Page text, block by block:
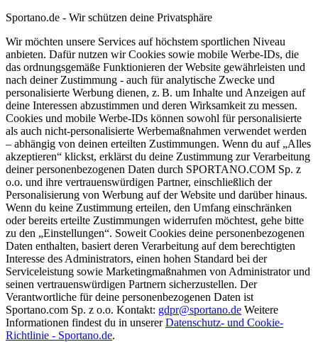
Sportano.de - Wir schützen deine Privatsphäre
Wir möchten unsere Services auf höchstem sportlichen Niveau
anbieten. Dafür nutzen wir Cookies sowie mobile Werbe-IDs, die
das ordnungsgemäße Funktionieren der Website gewährleisten und
nach deiner Zustimmung - auch für analytische Zwecke und
personalisierte Werbung dienen, z. B. um Inhalte und Anzeigen auf
deine Interessen abzustimmen und deren Wirksamkeit zu messen.
Cookies und mobile Werbe-IDs können sowohl für personalisierte
als auch nicht-personalisierte Werbemaßnahmen verwendet werden
– abhängig von deinen erteilten Zustimmungen. Wenn du auf „Alles
akzeptieren“ klickst, erklärst du deine Zustimmung zur Verarbeitung
deiner personenbezogenen Daten durch SPORTANO.COM Sp. z
o.o. und ihre vertrauenswürdigen Partner, einschließlich der
Personalisierung von Werbung auf der Website und darüber hinaus.
Wenn du keine Zustimmung erteilen, den Umfang einschränken
oder bereits erteilte Zustimmungen widerrufen möchtest, gehe bitte
zu den „Einstellungen“. Soweit Cookies deine personenbezogenen
Daten enthalten, basiert deren Verarbeitung auf dem berechtigten
Interesse des Administrators, einen hohen Standard bei der
Serviceleistung sowie Marketingmaßnahmen von Administrator und
seinen vertrauenswürdigen Partnern sicherzustellen. Der
Verantwortliche für deine personenbezogenen Daten ist
Sportano.com Sp. z o.o. Kontakt: gdpr@sportano.de Weitere
Informationen findest du in unsererDatenschutz- und Cookie-
Richtlinie - Sportano.de.